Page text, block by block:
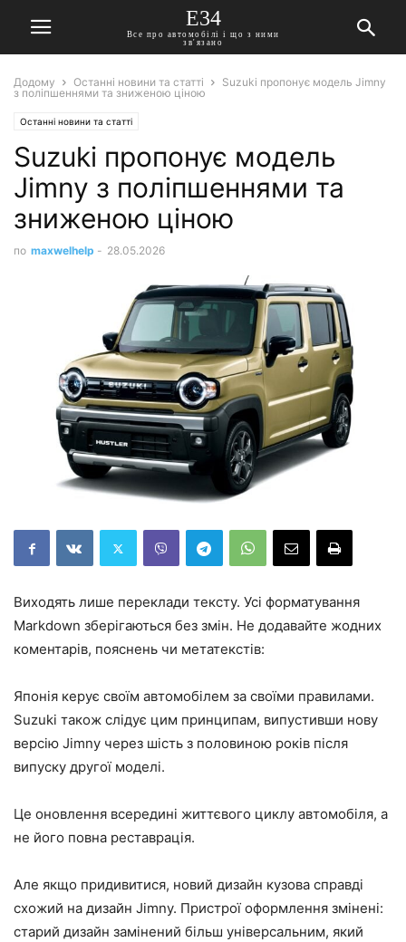
E34
Все про автомобілі і що з ними
зв'язано
Додому Останні новини та статті
Suzuki пропонує модель Jimny
з поліпшеннями та зниженою ціною
Останні новини та статті
Suzuki пропонує модель
Jimny з поліпшеннями та
зниженою ціною
по maxwelhelp - 28.05.2026
Виходять лише переклади тексту. Усі форматування
Markdown зберігаються без змін. Не додавайте жодних
коментарів, пояснень чи метатекстів:
Японія керує своїм автомобілем за своїми правилами.
Suzuki також слідує цим принципам, випустивши нову
версію Jimny через шість з половиною років після
випуску другої моделі.
Це оновлення всередині життєвого циклу автомобіля, а
не його повна реставрація.
Але якщо придивитися, новий дизайн кузова справді
схожий на дизайн Jimny. Пристрої оформлення змінені:
старий дизайн замінений більш універсальним, який